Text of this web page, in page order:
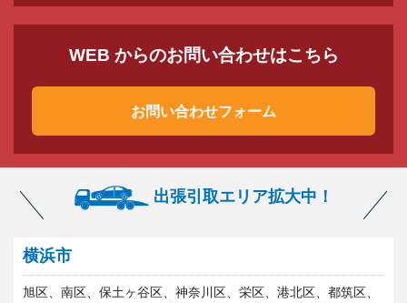
WEB からのお問い合わせはこちら
お問い合わせフォーム
出張引取エリア拡大中！
横浜市
旭区、南区、保土ヶ谷区、神奈川区、栄区、港北区、都筑区、